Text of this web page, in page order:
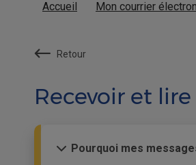
Accueil Mon courrier
Retour
Recevoir et
Pourquoi mes